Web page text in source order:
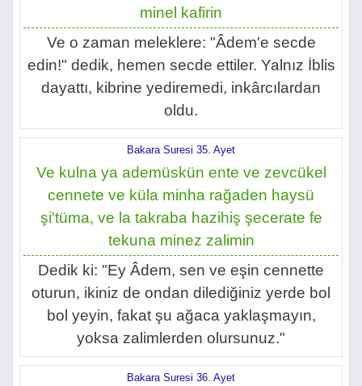
minel kafirin
Ve o zaman meleklere: "Âdem'e secde
edin!" dedik, hemen secde ettiler. Yalnız İblis
dayattı, kibrine yediremedi, inkârcılardan
oldu.
Bakara Suresi 35. Ayet
Ve kulna ya ademüskün ente ve zevcükel
cennete ve küla minha rağaden haysü
şi'tüma, ve la takraba hazihiş şecerate fe
tekuna minez zalimin
Dedik ki: "Ey Âdem, sen ve eşin cennette
oturun, ikiniz de ondan dilediğiniz yerde bol
bol yeyin, fakat şu ağaca yaklaşmayın,
yoksa zalimlerden olursunuz."
Bakara Suresi 36. Ayet